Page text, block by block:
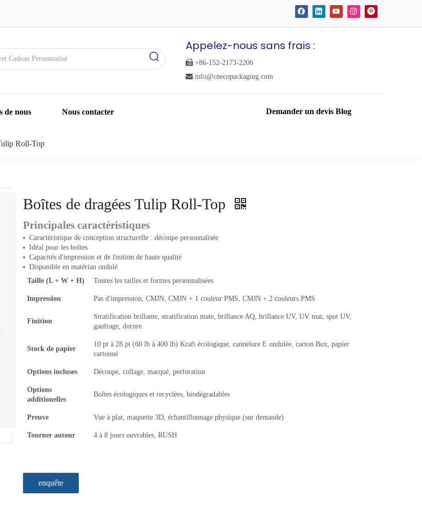
Appelez-nous sans frais :
 +86-152-2173-2206
 info@cnecopackaging.com
de nous Nous contacter Demander un devis Blog
Roll-Top
Boîtes de dragées Tulip Roll-Top
Principales caractéristiques
Caractéristique de conception structurelle : découpe personnalisée
Idéal pour les boîtes
Capacités d'impression et de finition de haute qualité
Disponible en matériau ondulé
Taille (L + W + H)
Toutes les tailles et formes personnalisées
Impression Pas d'impression, CMJN, CMJN + 1 couleur PMS, CMJN + 2 couleurs PMS
Finition
Stratification brillante, stratification mate, brillance AQ, brillance UV, UV mat, spot UV,
gaufrage, dorure
Stock de papier
10 pt à 28 pt (60 lb à 400 lb) Kraft écologique, cannelure E ondulée, carton Bux, papier
cartonné
Options incluses Découpe, collage, marqué, perforation
Options
additionelles
Boîtes écologiques et recyclées, biodégradables
Preuve Vue à plat, maquette 3D, échantillonnage physique (sur demande)
Tourner autour 4 à 8 jours ouvrables, RUSH
enquête